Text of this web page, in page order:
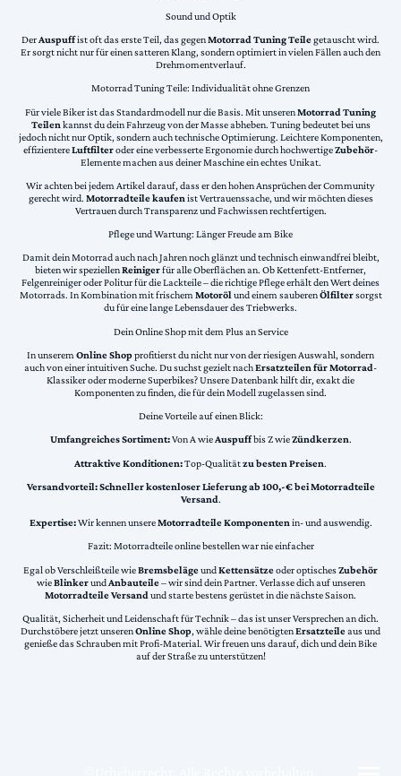
Sound und Optik
DerAuspuffist oft das erste Teil, das gegenMotorrad Tuning Teilegetauscht wird.
Er sorgt nicht nur für einen satteren Klang, sondern optimiert in vielen Fällen auch den
Drehmomentverlauf.
Motorrad Tuning Teile: Individualität ohne Grenzen
Für viele Biker ist das Standardmodell nur die Basis. Mit unserenMotorrad Tuning
Teilen kannst du dein Fahrzeug von der Masse abheben. Tuning bedeutet bei uns
jedoch nicht nur Optik, sondern auch technische Optimierung. Leichtere Komponenten,
effizientereLuftfilteroder eine verbesserte Ergonomie durch hochwertigeZubehör-
Elemente machen aus deiner Maschine ein echtes Unikat.
Wir achten bei jedem Artikel darauf, dass er den hohen Ansprüchen der Community
gerecht wird. Motorradteile kaufen ist Vertrauenssache, und wir möchten dieses
Vertrauen durch Transparenz und Fachwissen rechtfertigen.
Pflege und Wartung: Länger Freude am Bike
Damit dein Motorrad auch nach Jahren noch glänzt und technisch einwandfrei bleibt,
bieten wir speziellenReinigerfür alle Oberflächen an. Ob Kettenfett-Entferner,
Felgenreiniger oder Politur für die Lackteile – die richtige Pflege erhält den Wert deines
Motorrads. In Kombination mit frischemMotorölund einem sauberenÖlfiltersorgst
du für eine lange Lebensdauer des Triebwerks.
Dein Online Shop mit dem Plus an Service
In unserem Online Shopprofitierst du nicht nur von der riesigen Auswahl, sondern
auch von einer intuitiven Suche. Du suchst gezielt nachErsatzteilen für Motorrad-
Klassiker oder moderne Superbikes? Unsere Datenbank hilft dir, exakt die
Komponenten zu finden, die für dein Modell zugelassen sind.
Deine Vorteile auf einen Blick:
Umfangreiches Sortiment:Von A wieAuspuffbis Z wieZündkerzen.
Attraktive Konditionen:Top-Qualitätzu besten Preisen.
Versandvorteil:Schneller kostenloser Lieferung ab 100,-€ bei Motorradteile
Versand.
Expertise:Wir kennen unsereMotorradteile Komponentenin- und auswendig.
Fazit: Motorradteile online bestellen war nie einfacher
Egal ob Verschleißteile wieBremsbelägeundKettensätzeoder optischesZubehör
wieBlinkerundAnbauteile– wir sind dein Partner. Verlasse dich auf unseren
Motorradteile Versand und starte bestens gerüstet in die nächste Saison.
Qualität, Sicherheit und Leidenschaft für Technik – das ist unser Versprechen an dich.
Durchstöbere jetzt unserenOnline Shop, wähle deine benötigtenErsatzteileaus und
genieße das Schrauben mit Profi-Material. Wir freuen uns darauf, dich und dein Bike
auf der Straße zu unterstützen!